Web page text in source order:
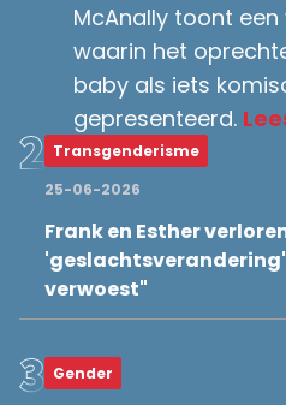
McAnally toont
waarin het
baby als iets
gepresenteerd.
Transgenderisme
25-06-2026
Frank en Esther
verwoest"
Gender